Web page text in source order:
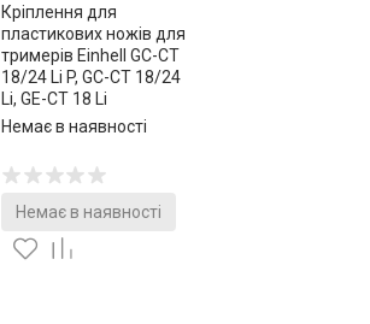
Кріплення для
пластикових ножів для
тримерів Einhell GC-CT
18/24 Li P, GC-CT 18/24
Li, GE-CT 18 Li
Немає в наявності
Немає в наявності